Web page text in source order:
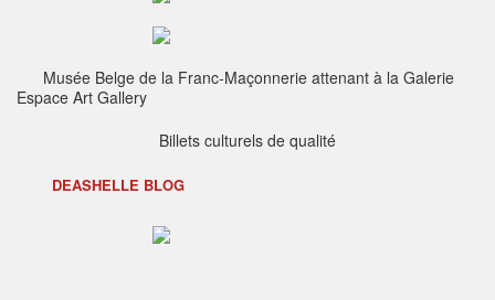
Musée Belge de la Franc-Maçonnerie attenant à la Galerie
Espace Art Gallery
Billets culturels de qualité
DEASHELLE BLOG